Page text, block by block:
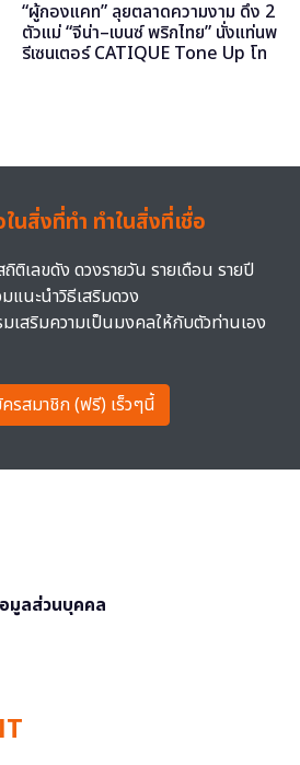
“ผู้กองแคท” ลุยตลาดความงาม ดึง 2
ตัวแม่ “จีน่า–เบนซ์ พริกไทย” นั่งแท่นพ
รีเซนเตอร์ CATIQUE Tone Up โท
นสิ่งที่ทำ ทำในสิ่งที่เชื่อ
ติเลขดัง ดวงรายวัน รายเดือน รายปี
แนะนำวิธีเสริมดวง
เสริมความเป็นมงคลให้กับตัวท่านเอง
รสมาชิก (ฟรี) เร็วๆนี้
มูลส่วนบุคคล